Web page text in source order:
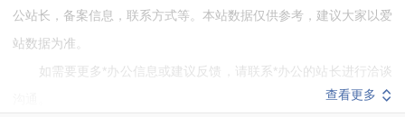
公站长，备案信息，联系方式等。本站数据仅供参考，建议大家以爱
站数据为准。
如需要更多*办公信息或建议反馈，请联系*办公的站长进行洽谈
查看更多